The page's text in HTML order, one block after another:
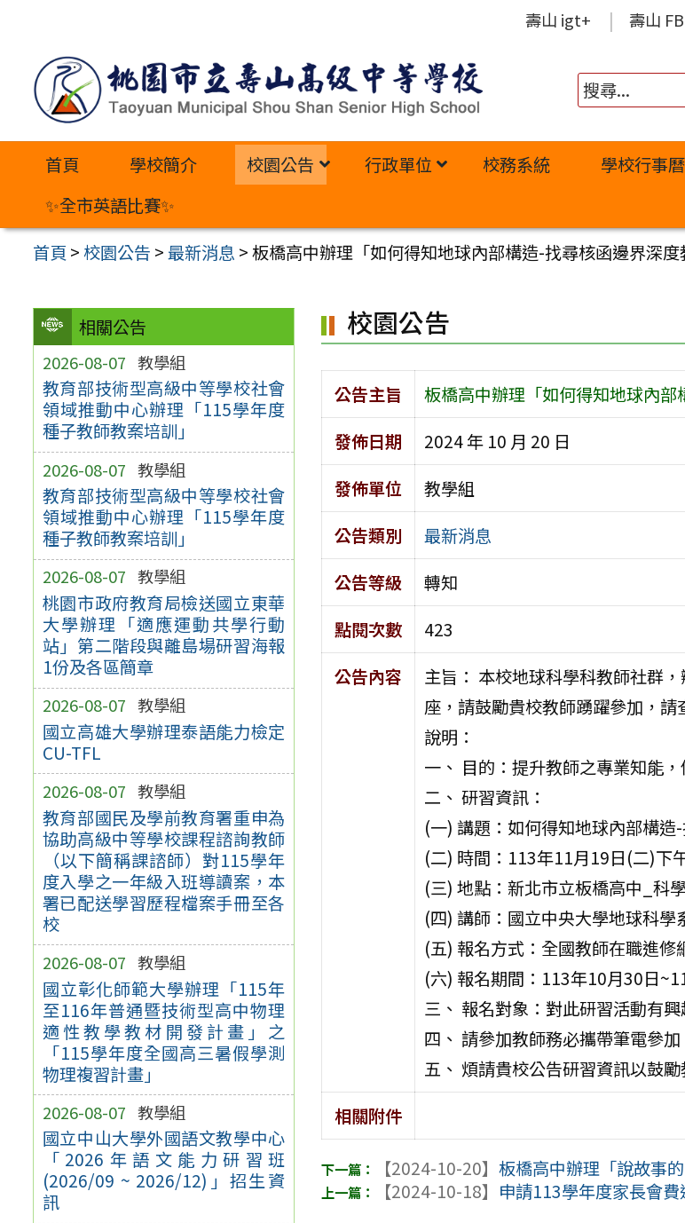
內
壽山 igt+ 壽山 FB
首頁 學校簡介 校園公告 行政單位 校務系統 學校行事曆
✨全市英語比賽✨
首頁 >校園公告 >最新消息 >板橋高中辦理「如何得知地球內部構造-找尋核函邊界深
相關公告
2026-08-07 教學組
教育部技術型高級中等學校社會
領域推動中心辦理「115學年度
種子教師教案培訓」
2026-08-07 教學組
教育部技術型高級中等學校社會
領域推動中心辦理「115學年度
種子教師教案培訓」
2026-08-07 教學組
桃園市政府教育局檢送國立東華
大學辦理「適應運動共學行動
站」第二階段與離島場研習海報
1份及各區簡章
2026-08-07 教學組
國立高雄大學辦理泰語能力檢定
CU-TFL
2026-08-07 教學組
教育部國民及學前教育署重申為
協助高級中等學校課程諮詢教師
（以下簡稱課諮師）對115學年
度入學之一年級入班導讀案，本
署已配送學習歷程檔案手冊至各
校
2026-08-07 教學組
國立彰化師範大學辦理「115年
至116年普通暨技術型高中物理
適性教學教材開發計畫」之
「115學年度全國高三暑假學測
物理複習計畫」
2026-08-07 教學組
國立中山大學外國語文教學中心
「2026年語文能力研習班
(2026/09 ~ 2026/12)」招生資
訊
校園公告
公告主旨
板橋高中辦理「如何得知地球內
發佈日期
2024 年 10 月 20 日
發佈單位
教學組
公告類別
最新消息
公告等級
轉知
點閱次數
423
公告內容
主旨： 本校地球科學科教師社群
座，請鼓勵貴校教師踴躍參加，請
說明：
一、 目的：提升教師之專業知能
二、 研習資訊：
(一) 講題：如何得知地球內部構
(二) 時間：113年11月19日(二)下
(三) 地點：新北市立板橋高中_科
(四) 講師：國立中央大學地球科
(五) 報名方式：全國教師在職進
(六) 報名期間：113年10月30日
三、 報名對象：對此研習活動有
四、 請參加教師務必攜帶筆電參加
五、 煩請貴校公告研習資訊以鼓
相關附件
【2024-10-20】板橋高中辦理「說故事
【2024-10-18】 申請113學年度家長會